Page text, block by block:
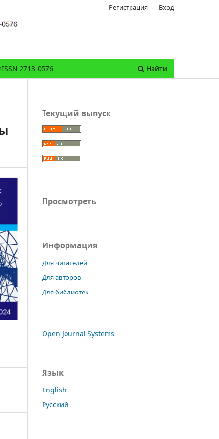
2713-0576 Найти
Регистрация Вход
Текущий выпуск
Просмотреть
Информация
Для читателей
Для авторов
Для библиотек
Open Journal Systems
Язык
English
Русский